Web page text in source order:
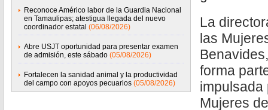
Reconoce Américo labor de la Guardia Nacional
en Tamaulipas; atestigua llegada del nuevo
coordinador estatal (06/08/2026)
Abre USJT oportunidad para presentar examen
de admisión, este sábado (05/08/2026)
Fortalecen la sanidad animal y la productividad
del campo con apoyos pecuarios (05/08/2026)
La
las
forma
impulsada
Mujeres